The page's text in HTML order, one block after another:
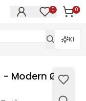
0 0
KI
- Modern Ø 70